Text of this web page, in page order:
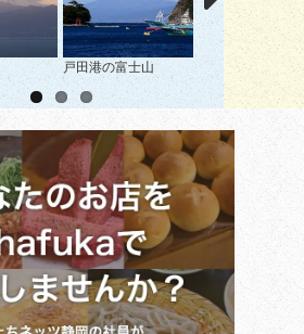
戸田港の富士山 棚田富士